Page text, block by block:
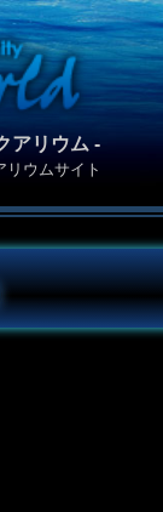
アリウム -
ウムサイト